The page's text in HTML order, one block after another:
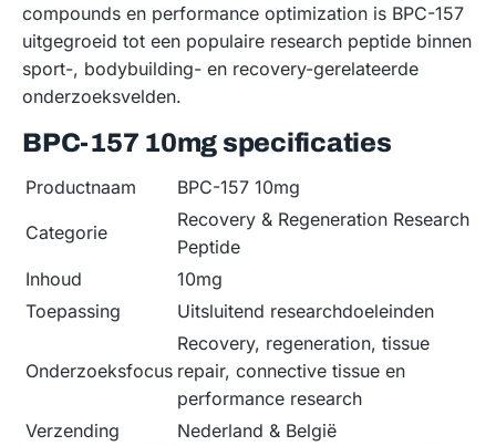
compounds en performance optimization is BPC-157
uitgegroeid tot een populaire research peptide binnen
sport-, bodybuilding- en recovery-gerelateerde
onderzoeksvelden.
BPC-157 10mg specificaties
Productnaam BPC-157 10mg
Categorie
Recovery & Regeneration Research
Peptide
Inhoud
10mg
Toepassing
Uitsluitend researchdoeleinden
Onderzoeksfocus
Recovery, regeneration, tissue
repair, connective tissue en
performance research
Verzending
Nederland & België